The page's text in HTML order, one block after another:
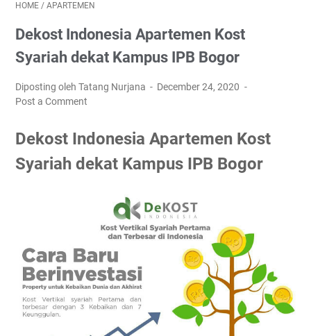
HOME / APARTEMEN
Dekost Indonesia Apartemen Kost
Syariah dekat Kampus IPB Bogor
Diposting oleh Tatang Nurjana
December 24, 2020
Post a Comment
Dekost Indonesia Apartemen Kost
Syariah dekat Kampus IPB Bogor